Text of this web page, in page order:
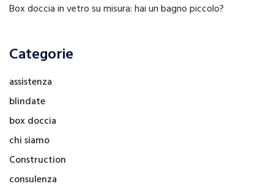
Box doccia in vetro su misura: hai un bagno piccolo?
Categorie
assistenza
blindate
box doccia
chi siamo
Construction
consulenza